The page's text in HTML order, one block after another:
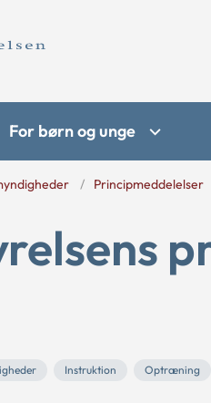
For børn og unge
Principmeddelelser
Instruktion Optræning